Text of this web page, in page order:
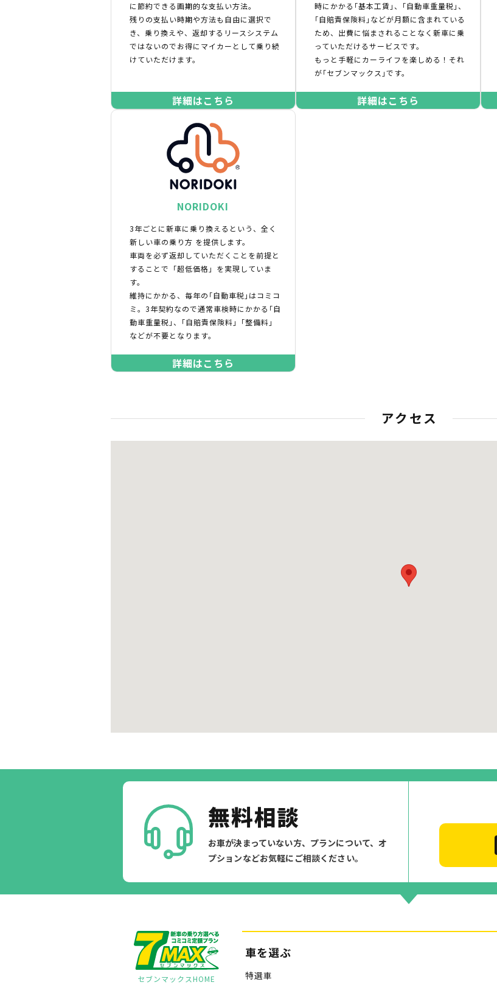
に節約できる画期的な支払い方法。
残りの支払い時期や方法も自由に選択で
き、乗り換えや、返却するリースシステム
ではないのでお得にマイカーとして乗り続
けていただけます。
詳細はこちら
時にかかる｢基本工賃｣、｢自動車重量税｣、
｢自賠責保険料｣などが月額に含まれている
ため、出費に悩まされることなく新車に乗
っていただけるサービスです。
もっと手軽にカーライフを楽しめる！それ
が｢セブンマックス｣です。
詳細はこちら
NORIDOKI
3年ごとに新車に乗り換えるという、全く
新しい車の乗り方 を提供します。
車両を必ず返却していただくことを前提と
することで「超低価格」を実現していま
す。
維持にかかる、毎年の｢自動車税｣はコミコ
ミ。3年契約なので通常車検時にかかる｢自
動車重量税｣、｢自賠責保険料｣「整備料」
などが不要となります。
詳細はこちら
アクセス
無料相談
お車が決まっていない方、プランについて、オ
プションなどお気軽にご相談ください。
セブンマックスHOME
車を選ぶ
特選車